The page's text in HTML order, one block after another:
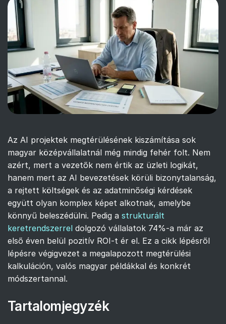
Az AI projektek megtérülésének kiszámítása sok
magyar középvállalatnál még mindig fehér folt. Nem
azért, mert a vezetők nem értik az üzleti logikát,
hanem mert az AI bevezetések körüli bizonytalanság,
a rejtett költségek és az adatminőségi kérdések
együtt olyan komplex képet alkotnak, amelybe
könnyű beleszédülni. Pedig a strukturált
keretrendszerrel dolgozó vállalatok 74%-a már az
első éven belül pozitív ROI-t ér el. Ez a cikk lépésről
lépésre végigvezet a megalapozott megtérülési
kalkuláción, valós magyar példákkal és konkrét
módszertannal.
Tartalomjegyzék